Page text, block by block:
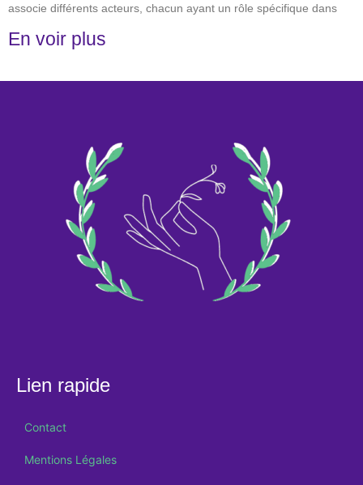
associe différents acteurs, chacun ayant un rôle spécifique dans
En voir plus
Lien rapide
Contact
Mentions Légales